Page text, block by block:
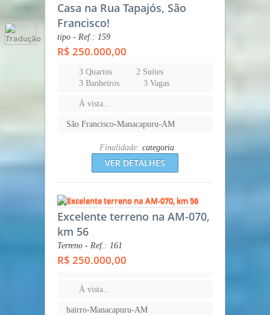
Casa na Rua Tapajós, São
Francisco!
tipo - Ref.: 159
R$ 250.000,00
3 Quartos
2 Suítes
3 Banheiros
3 Vagas
À vista...
São Francisco-Manacapuru-AM
Finalidade: categoria
VER DETALHES
Excelente terreno na AM-070,
km 56
Terreno - Ref.: 161
R$ 250.000,00
À vista..
bairro-Manacapuru-AM